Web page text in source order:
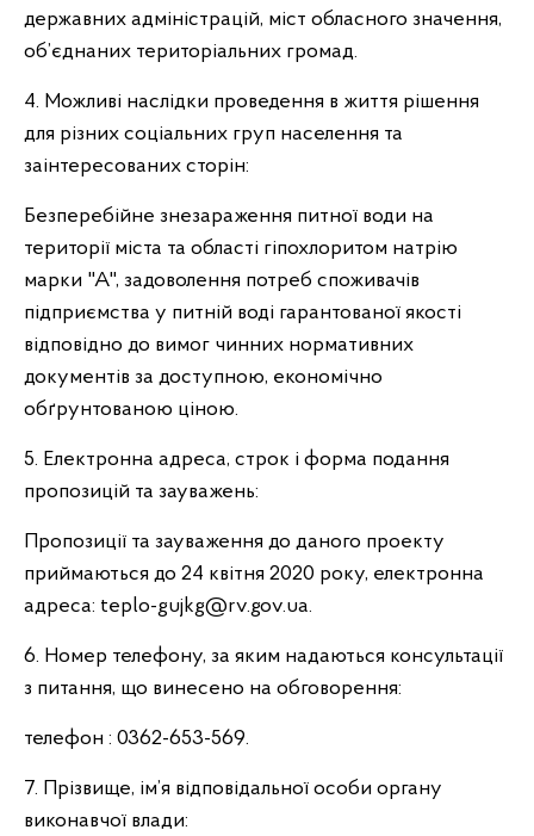
державних адміністрацій, міст обласного значення,
об’єднаних територіальних громад.
4. Можливі наслідки проведення в життя рішення
для різних соціальних груп населення та
заінтересованих сторін:
Безперебійне знезараження питної води на
території міста та області гіпохлоритом натрію
марки "А", задоволення потреб споживачів
підприємства у питній воді гарантованої якості
відповідно до вимог чинних нормативних
документів за доступною, економічно
обґрунтованою ціною.
5. Електронна адреса, строк і форма подання
пропозицій та зауважень:
Пропозиції та зауваження до даного проекту
приймаються до 24 квітня 2020 року, електронна
адреса: teplo-gujkg@rv.gov.ua.
6. Номер телефону, за яким надаються консультації
з питання, що винесено на обговорення:
телефон : 0362-653-569.
7. Прізвище, ім’я відповідальної особи органу
виконавчої влади: